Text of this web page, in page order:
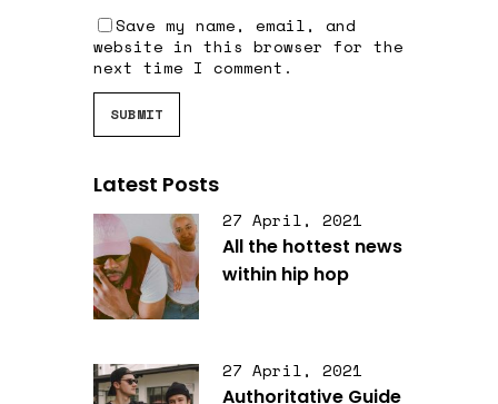
Save my name, email, and
website in this browser for the
next time I comment.
Latest Posts
All the hottest news
within hip hop
27 April, 2021
Authoritative Guide
27 April, 2021